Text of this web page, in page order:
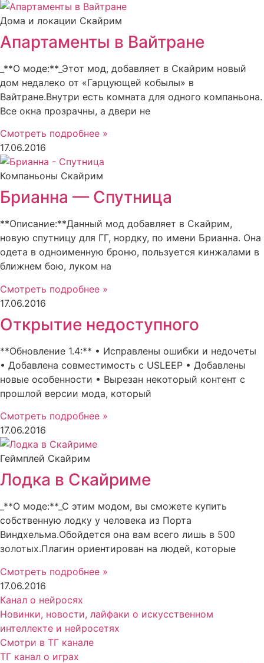
Дома и локации Скайрим
Апартаменты в Вайтране
_**О моде:**_Этот мод, добавляет в Скайрим новый
дом недалеко от «Гарцующей кобылы» в
Вайтране.Внутри есть комната для одного компаньона.
Все окна прозрачны, а двери не
Смотреть подробнее »
17.06.2016
Компаньоны Скайрим
Брианна — Спутница
**Описание:**Данный мод добавляет в Скайрим,
новую спутницу для ГГ, нордку, по имени Брианна. Она
одета в одноименную броню, пользуется кинжалами в
ближнем бою, луком на
Смотреть подробнее »
17.06.2016
Открытие недоступного
**Обновление 1.4:** • Исправлены ошибки и недочеты
• Добавлена совместимость с USLEEP • Добавлены
новые особенности • Вырезан некоторый контент с
прошлой версии мода, который
Смотреть подробнее »
17.06.2016
Геймплей Скайрим
Лодка в Скайриме
_**О моде:**_С этим модом, вы сможете купить
собственную лодку у человека из Порта
Виндхельма.Обойдется она вам всего лишь в 500
золотых.Плагин ориентирован на людей, которые
Смотреть подробнее »
17.06.2016
Канал о нейросях
Новинки, новости, лайфаки о искусственном
интеллекте и нейросетях
Смотри в ТГ канале
ТГ канал о играх